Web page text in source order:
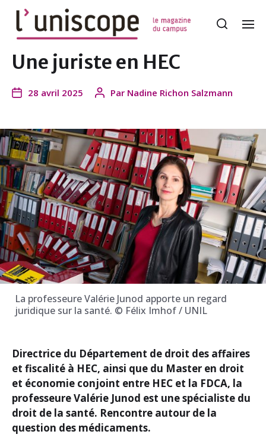
Une juriste en HEC
28 avril 2025 Par Nadine Richon Salzmann
La professeure Valérie Junod apporte un regard
juridique sur la santé. © Félix Imhof / UNIL
Directrice du Département de droit des affaires
et fiscalité à HEC, ainsi que du Master en droit
et économie conjoint entre HEC et la FDCA, la
professeure Valérie Junod est une spécialiste du
droit de la santé. Rencontre autour de la
question des médicaments.